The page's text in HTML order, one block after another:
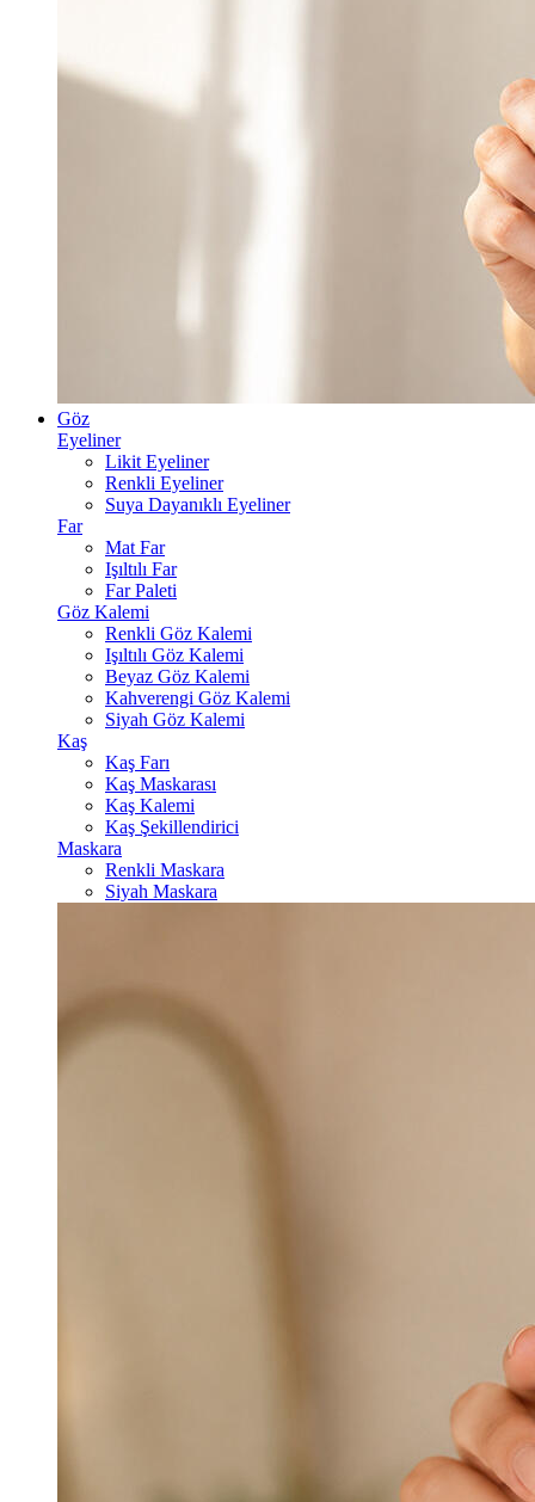
Göz
Eyeliner
Likit Eyeliner
Renkli Eyeliner
Suya Dayanıklı Eyeliner
Far
Mat Far
Işıltılı Far
Far Paleti
Göz Kalemi
Renkli Göz Kalemi
Işıltılı Göz Kalemi
Beyaz Göz Kalemi
Kahverengi Göz Kalemi
Siyah Göz Kalemi
Kaş
Kaş Farı
Kaş Maskarası
Kaş Kalemi
Kaş Şekillendirici
Maskara
Renkli Maskara
Siyah Maskara